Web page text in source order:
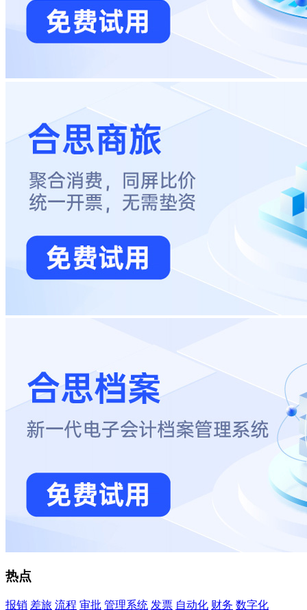
热点
报销 差旅 流程 审批 管理系统 发票 自动化 财务 数字化